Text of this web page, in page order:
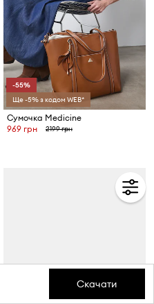
-55%
Ще -5% з кодом WEB*
Сумочка Medicine
969 грн
2199 грн
Скачати